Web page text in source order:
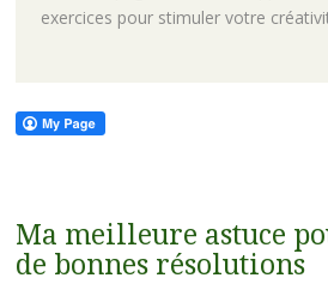
exercices pour stimuler votre
Ma meilleure astuce
de bonnes résolutions